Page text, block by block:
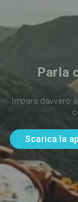
Parla
Impara davvero
Scarica la